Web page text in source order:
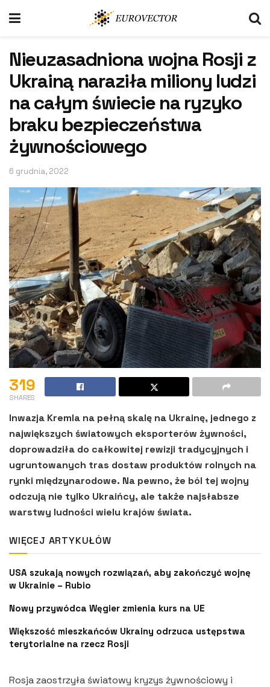
Nieuzasadniona wojna Rosji z
Ukrainą naraziła miliony ludzi
na całym świecie na ryzyko
braku bezpieczeństwa
żywnościowego
6 grudnia, 2022
319
SHARES
Inwazja Kremla na pełną skalę na Ukrainę, jednego z
największych światowych eksporterów żywności,
doprowadziła do całkowitej rewizji tradycyjnych i
ugruntowanych tras dostaw produktów rolnych na
rynki międzynarodowe. Na pewno, że ból tej wojny
odczują nie tylko Ukraińcy, ale także najsłabsze
warstwy ludności wielu krajów świata.
WIĘCEJ ARTYKUŁÓW
USA szukają nowych rozwiązań, aby zakończyć wojnę
w Ukrainie – Rubio
Nowy przywódca Węgier zmienia kurs na UE
Większość mieszkańców Ukrainy odrzuca ustępstwa
terytorialne na rzecz Rosji
Rosja zaostrzyła światowy kryzys żywnościowy i